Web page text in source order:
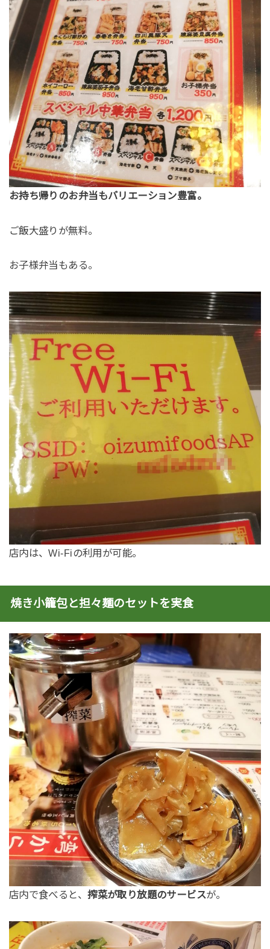
お持ち帰りのお弁当もバリエーション豊富。
ご飯大盛りが無料。
お子様弁当もある。
店内は、Wi-Fiの利用が可能。
焼き小籠包と担々麺のセットを実食
店内で食べると、搾菜が取り放題のサービスが。